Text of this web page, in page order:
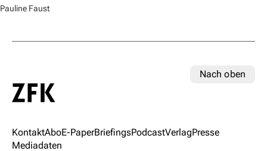
Pauline Faust
Nach oben
KontaktAboE-PaperBriefingsPodcastVerlagPresse
Mediadaten